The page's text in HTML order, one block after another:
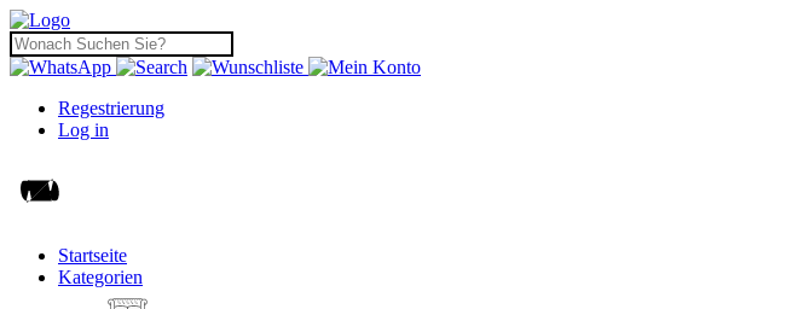
Regestrierung
Log in
Startseite
Kategorien